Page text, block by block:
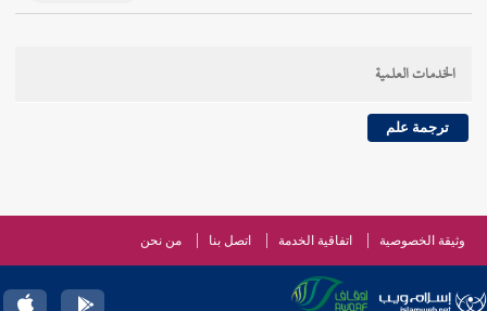
الخدمات العلمية
ترجمة علم
وثيقة الخصوصية اتفاقية الخدمة اتصل بنا من نحن